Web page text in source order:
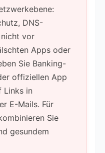
DNS-
vor
Apps oder
Sie Banking-
offiziellen App
Links in
E-Mails. Für
Sie
gesundem